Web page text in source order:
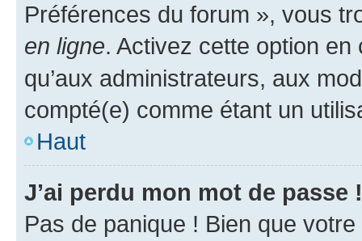
Préférences du forum », vous
en ligne. Activez cette option
qu’aux administrateurs, aux
compté(e) comme étant un
Haut
J’ai perdu mon mot de passe !
Pas de panique ! Bien que